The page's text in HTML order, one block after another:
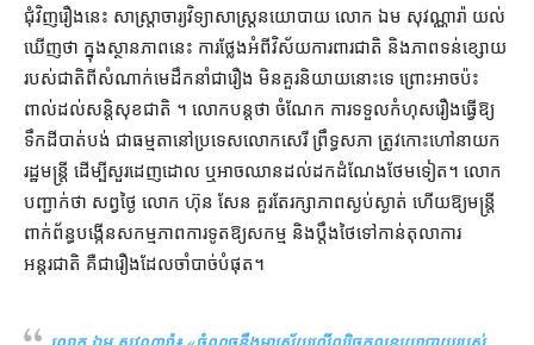
ជុំវិញ​រឿង​នេះ សាស្ត្រាចារ្យ​វិទ្យាសាស្ត្រ​នយោបាយ លោក ឯម សុវណ្ណារ៉ា យល់
ឃើញ​ថា ក្នុង​ស្ថានភាព​នេះ ការ​ថ្លែង​អំពី​វិស័យ​ការពារ​ជាតិ និង​ភាព​ទន់ខ្សោយ​
របស់​ជាតិ​ពី​សំណាក់​មេដឹកនាំ​ជា​រឿង មិន​គួរ​និយាយ​នោះ​ទេ ព្រោះ​អាច​ប៉ះ
ពាល់​ដល់​សន្តិសុខ​ជាតិ ។ លោក​បន្ត​ថា ចំណែក ការ​ទទួល​កំហុស​រឿង​ធ្វើ​ឱ្យ​
ទឹកដី​បាត់បង់ ជា​ធម្មតា​នៅ​ប្រទេស​លោក​សេរី ព្រឹទ្ធសភា ត្រូវ​កោះហៅ​នាយក
រដ្ឋមន្ត្រី ដើម្បី​សួរដេញដោល ឬ​អាច​ឈាន​ដល់​ដក​ដំណែង​ថែមទៀត​។ លោក​
បញ្ជាក់​ថា សព្វថ្ងៃ លោក ហ៊ុន សែន គួរតែ​រក្សា​ភាព​ស្ងប់ស្ងាត់ ហើយ​ឱ្យ​មន្ត្រី​
ពាក់ព័ន្ធ​បង្កើន​សកម្មភាព​ការទូត​ឱ្យ​សកម្ម និង​ប្ដឹង​ថៃ​ទៅកាន់​តុលាការ
អន្តរជាតិ គឺជា​រឿង​ដែល​ចាំបាច់​បំផុត។